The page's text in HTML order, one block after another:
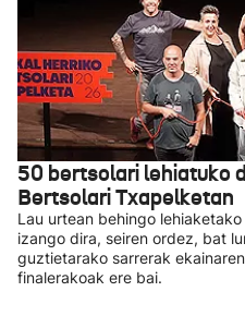
50 bertsolari lehiatuko
Bertsolari Txapelketan
Lau urtean behingo
izango dira, seiren ordez, bat
guztietarako sarrerak
finalerakoak ere bai.